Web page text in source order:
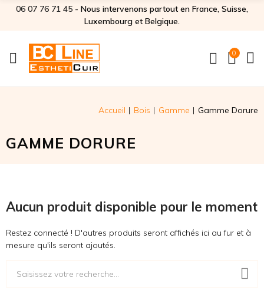
06 07 76 71 45‬ - Nous intervenons partout en France, Suisse,
Luxembourg et Belgique.
0
Accueil Bois Gamme Gamme Dorure
GAMME DORURE
Aucun produit disponible pour le moment
Restez connecté ! D'autres produits seront affichés ici au fur et à
mesure qu'ils seront ajoutés.